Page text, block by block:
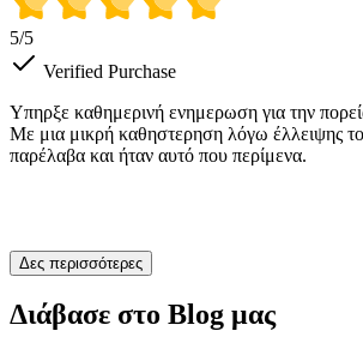
5/5
Verified Purchase
Υπηρξε καθημερινή ενημερωση για την
Με μια μικρή καθηστερηση λόγω έλλειψης
παρέλαβα και ήταν αυτό που περίμενα.
Δες περισσότερες
Διάβασε στο Blog μας